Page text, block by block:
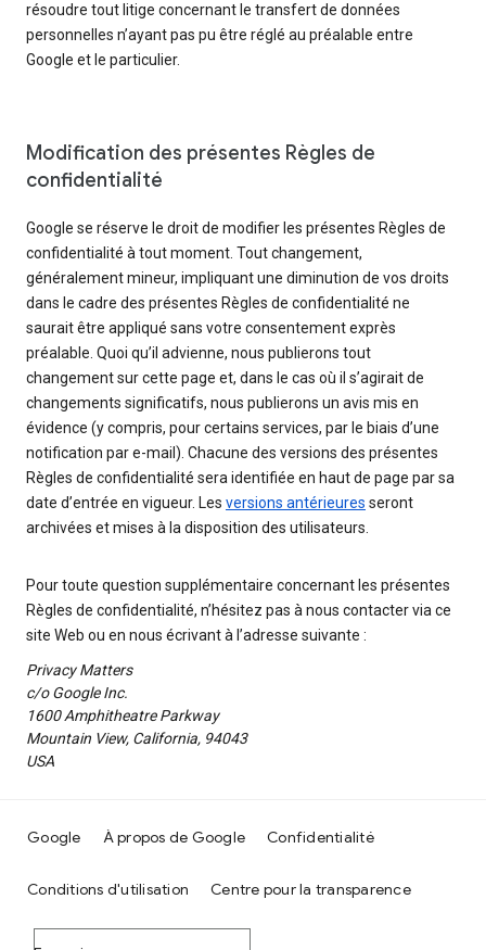
résoudre tout litige concernant le transfert de données
personnelles n’ayant pas pu être réglé au préalable entre
Google et le particulier.
Modification des présentes Règles de
confidentialité
Google se réserve le droit de modifier les présentes Règles de
confidentialité à tout moment. Tout changement,
généralement mineur, impliquant une diminution de vos droits
dans le cadre des présentes Règles de confidentialité ne
saurait être appliqué sans votre consentement exprès
préalable. Quoi qu’il advienne, nous publierons tout
changement sur cette page et, dans le cas où il s’agirait de
changements significatifs, nous publierons un avis mis en
évidence (y compris, pour certains services, par le biais d’une
notification par e-mail). Chacune des versions des présentes
Règles de confidentialité sera identifiée en haut de page par sa
date d’entrée en vigueur. Les versions antérieures seront
archivées et mises à la disposition des utilisateurs.
Pour toute question supplémentaire concernant les présentes
Règles de confidentialité, n’hésitez pas à nous contacter via ce
site Web ou en nous écrivant à l’adresse suivante :
Privacy Matters
c/o Google Inc.
1600 Amphitheatre Parkway
Mountain View, California, 94043
USA
Google À propos de Google Confidentialité
Conditions d'utilisation Centre pour la transparence